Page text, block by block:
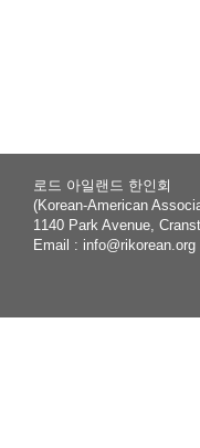
로드 아일랜드 한인회
(Korean-American
1140 Park Avenue,
Email : info@rikorean.org